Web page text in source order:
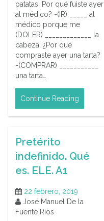
patatas. Por qué fuiste ayer
al médico? -(IR) _____ al
médico porque me
(DOLER) _____________ la
cabeza. ¿Por qué
compraste ayer una tarta?
-(COMPRAR) ___________
una tarta…
Continue Reading
Pretérito
indefinido. Qué
es. ELE. A1
22 febrero, 2019
José Manuel De la
Fuente Ríos